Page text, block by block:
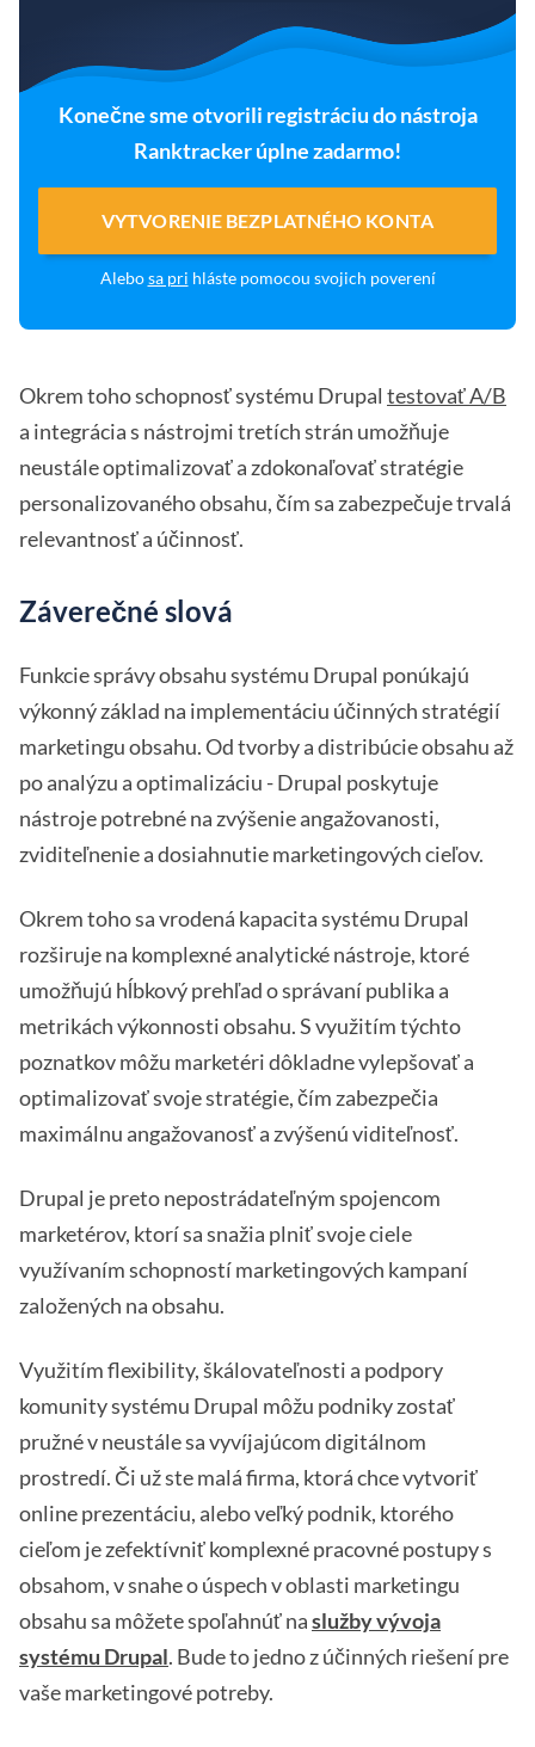
Konečne sme otvorili registráciu do nástroja
Ranktracker úplne zadarmo!
VYTVORENIE BEZPLATNÉHO KONTA
Alebosa pri hláste pomocou svojich poverení
Okrem toho schopnosť systému Drupal testovať A/B
a integrácia s nástrojmi tretích strán umožňuje
neustále optimalizovať a zdokonaľovať stratégie
personalizovaného obsahu, čím sa zabezpečuje trvalá
relevantnosť a účinnosť.
Záverečné slová
Funkcie správy obsahu systému Drupal ponúkajú
výkonný základ na implementáciu účinných stratégií
marketingu obsahu. Od tvorby a distribúcie obsahu až
po analýzu a optimalizáciu - Drupal poskytuje
nástroje potrebné na zvýšenie angažovanosti,
zviditeľnenie a dosiahnutie marketingových cieľov.
Okrem toho sa vrodená kapacita systému Drupal
rozširuje na komplexné analytické nástroje, ktoré
umožňujú hĺbkový prehľad o správaní publika a
metrikách výkonnosti obsahu. S využitím týchto
poznatkov môžu marketéri dôkladne vylepšovať a
optimalizovať svoje stratégie, čím zabezpečia
maximálnu angažovanosť a zvýšenú viditeľnosť.
Drupal je preto nepostrádateľným spojencom
marketérov, ktorí sa snažia plniť svoje ciele
využívaním schopností marketingových kampaní
založených na obsahu.
Využitím flexibility, škálovateľnosti a podpory
komunity systému Drupal môžu podniky zostať
pružné v neustále sa vyvíjajúcom digitálnom
prostredí. Či už ste malá firma, ktorá chce vytvoriť
online prezentáciu, alebo veľký podnik, ktorého
cieľom je zefektívniť komplexné pracovné postupy s
obsahom, v snahe o úspech v oblasti marketingu
obsahu sa môžete spoľahnúť naslužby vývoja
systému Drupal. Bude to jedno z účinných riešení pre
vaše marketingové potreby.